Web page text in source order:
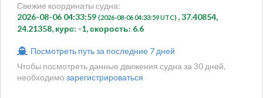
Свежие координаты судна:
2026-08-06 04:33:59 (2026-08-06 04:33:59 UTC) , 37.40854,
24.21358, курс: -1, скорость: 6.6
Посмотреть путь за последние 7 дней
Чтобы посмотреть данные движения судна за 30 дней,
необходимо зарегистрироваться